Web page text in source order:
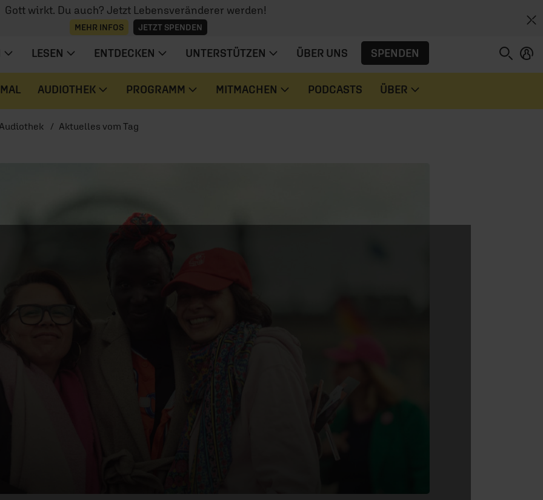
Gott wirkt. Du auch? Jetzt Lebensveränderer werden!
MEHR INFOS JETZT SPENDEN
LESEN ENTDECKEN UNTERSTÜTZEN ÜBER UNS SPENDEN
AUDIOTHEK PROGRAMM MITMACHEN PODCASTS ÜBER
Audiothek Aktuelles vom Tag